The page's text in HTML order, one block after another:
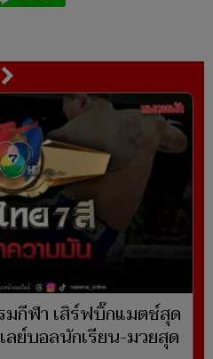
มกีฬา เสิร์ฟบิ๊กแมตช์สุด
ย์บอลนักเรียน-มวยสุด